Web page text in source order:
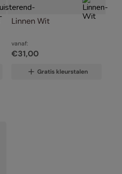
Linnen Wit
vanaf:
€31,00
Gratis kleurstalen